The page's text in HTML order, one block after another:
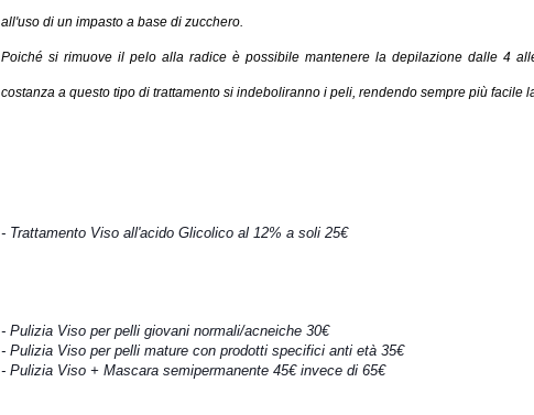
all'uso di un impasto a base di zucchero.
Poiché si rimuove il pelo alla radice è possibile mantenere la depilazione dalle 4
costanza a questo tipo di trattamento si indeboliranno i peli, rendendo sempre più facile
- Trattamento Viso all'acido Glicolico al 12% a soli 25€
- Pulizia Viso per pelli giovani normali/acneiche 30€
- Pulizia Viso per pelli mature con prodotti specifici anti età 35€
- Pulizia Viso + Mascara semipermanente 45€ invece di 65€